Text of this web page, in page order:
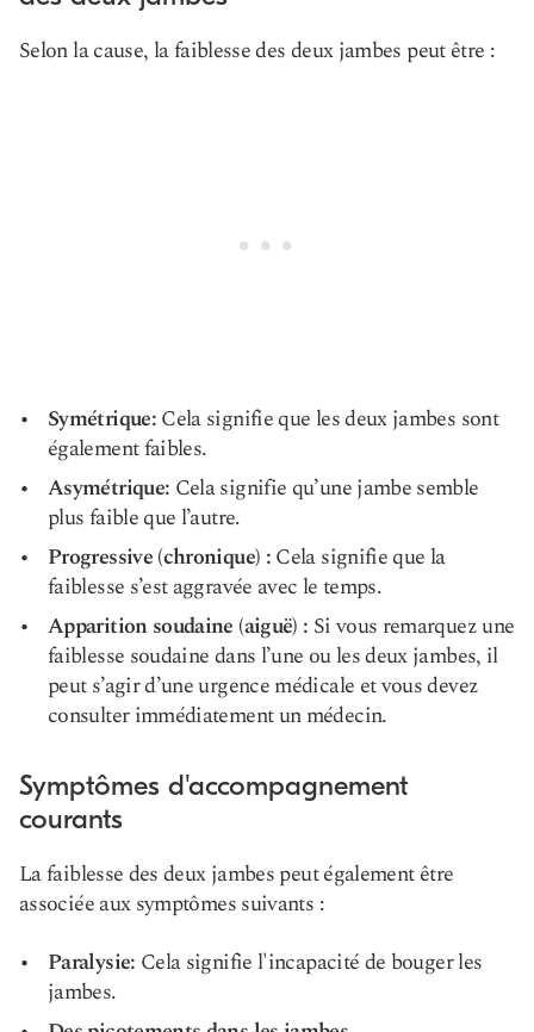
Selon la cause, la faiblesse des deux jambes peut être :
Symétrique:Cela signifie que les deux jambes sont
également faibles.
Asymétrique: Cela signifie qu’une jambe semble
plus faible que l’autre.
Progressive (chronique) :Cela signifie que la
faiblesse s’est aggravée avec le temps.
Apparition soudaine (aiguë) : Si vous remarquez une
faiblesse soudaine dans l’une ou les deux jambes, il
peut s’agir d’une urgence médicale et vous devez
consulter immédiatement un médecin.
Symptômes d'accompagnement
courants
La faiblesse des deux jambes peut également être
associée aux symptômes suivants :
Paralysie: Cela signifie l'incapacité de bouger les
jambes.